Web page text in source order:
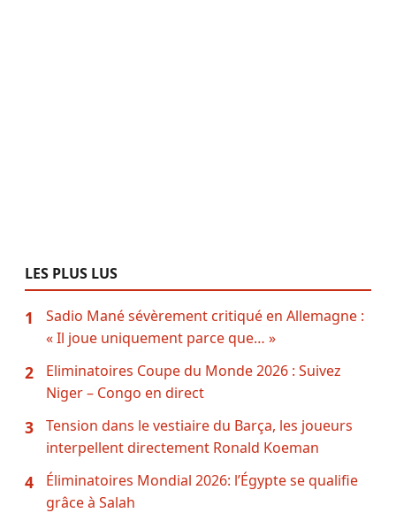
LES PLUS LUS
1
Sadio Mané sévèrement critiqué en Allemagne :
« Il joue uniquement parce que… »
2
Eliminatoires Coupe du Monde 2026 : Suivez
Niger – Congo en direct
3
Tension dans le vestiaire du Barça, les joueurs
interpellent directement Ronald Koeman
4
Éliminatoires Mondial 2026: l’Égypte se qualifie
grâce à Salah